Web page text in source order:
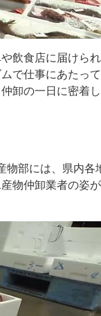
飲食店に届けら
で仕事にあたっ
卸の一日に密着
物部には、県内各
物仲卸業者の姿